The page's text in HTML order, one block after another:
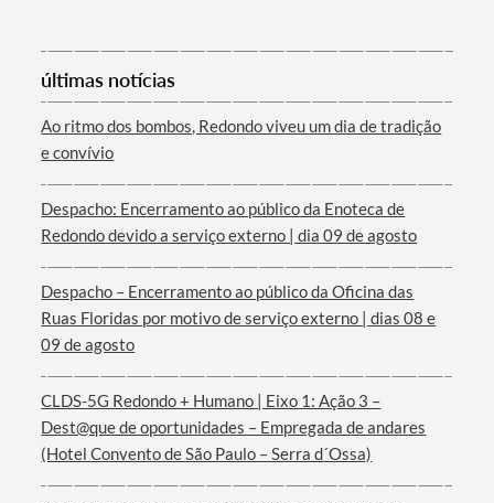
Categorias gerais
Filtros
últimas notícias
Ao ritmo dos bombos, Redondo viveu um dia de tradição
e convívio
Despacho: Encerramento ao público da Enoteca de
Redondo devido a serviço externo | dia 09 de agosto
Despacho – Encerramento ao público da Oficina das
Ruas Floridas por motivo de serviço externo | dias 08 e
09 de agosto
CLDS-5G Redondo + Humano | Eixo 1: Ação 3 –
Dest@que de oportunidades – Empregada de andares
(Hotel Convento de São Paulo – Serra d´Ossa)